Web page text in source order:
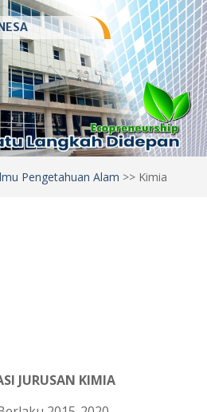
Pengetahuan Alam >> Kimia
JURUSAN KIMIA